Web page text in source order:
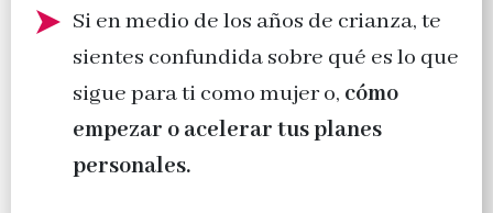
Si en medio de los años de crianza, te
sientes confundida sobre qué es lo que
sigue para ti como mujer o, cómo
empezar o acelerar tus planes
personales.